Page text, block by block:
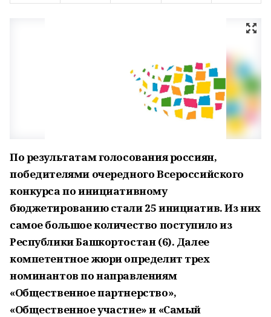
По результатам голосования россиян,
победителями очередного Всероссийского
конкурса по инициативному
бюджетированию стали 25 инициатив. Из них
самое большое количество поступило из
Республики Башкортостан (6). Далее
компетентное жюри определит трех
номинантов по направлениям
«Общественное партнерство»,
«Общественное участие» и «Самый